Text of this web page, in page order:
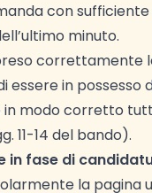
con
minuto.
correttamente
essere in
in modo corretto
11-14 del bando).
in fase di
la pagina